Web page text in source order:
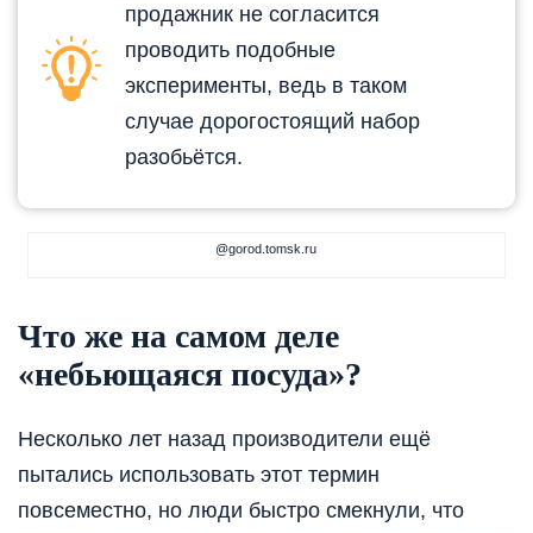
продажник не согласится
проводить подобные
эксперименты, ведь в таком
случае дорогостоящий набор
разобьётся.
@gorod.tomsk.ru
Что же на самом деле
«небьющаяся посуда»?
Несколько лет назад производители ещё
пытались использовать этот термин
повсеместно, но люди быстро смекнули, что